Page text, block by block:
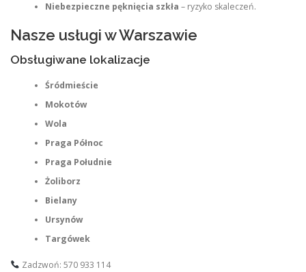
Niebezpieczne pęknięcia szkła – ryzyko skaleczeń.
Nasze usługi w Warszawie
Obsługiwane lokalizacje
Śródmieście
Mokotów
Wola
Praga Północ
Praga Południe
Żoliborz
Bielany
Ursynów
Targówek
Zadzwoń: 570 933 114